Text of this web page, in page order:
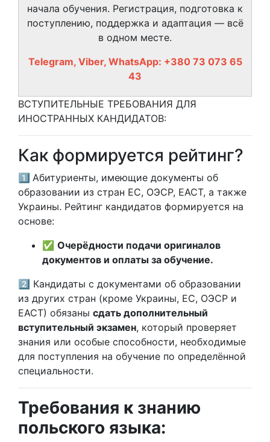
начала обучения. Регистрация, подготовка к
поступлению, поддержка и адаптация — всё
в одном месте.
Telegram, Viber, WhatsApp: +380 73 073 65
43
ВСТУПИТЕЛЬНЫЕ ТРЕБОВАНИЯ ДЛЯ
ИНОСТРАННЫХ КАНДИДАТОВ:
Как формируется рейтинг?
1️⃣ Абитуриенты, имеющие документы об
образовании из стран ЕС, ОЭСР, ЕАСТ, а также
Украины. Рейтинг кандидатов формируется на
основе:
✅ Очерёдности подачи оригиналов
документов и оплаты за обучение.
2️⃣ Кандидаты с документами об образовании
из других стран (кроме Украины, ЕС, ОЭСР и
ЕАСТ) обязаны сдать дополнительный
вступительный экзамен, который проверяет
знания или особые способности, необходимые
для поступления на обучение по определённой
специальности.
Требования к знанию
польского языка: